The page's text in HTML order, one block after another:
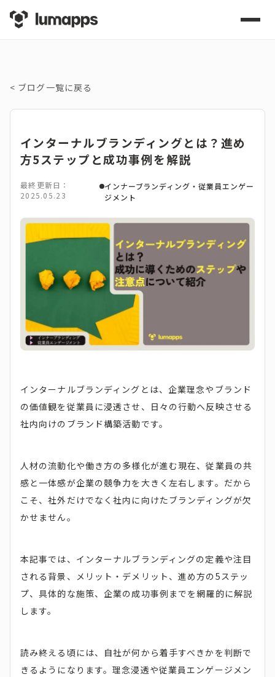
< ブログ一覧に戻る
インターナルブランディングとは？進め
方5ステップと成功事例を解説
最終更新日：
2025.05.23
インナーブランディング・従業員エンゲー
ジメント
インターナルブランディングとは、企業理念やブランド
の価値観を従業員に浸透させ、日々の行動へ反映させる
社内向けのブランド構築活動です。
人材の流動化や働き方の多様化が進む現在、従業員の共
感と一体感が企業の競争力を大きく左右します。だから
こそ、社外だけでなく社内に向けたブランディングが欠
かせません。
本記事では、インターナルブランディングの定義や注目
される背景、メリット・デメリット、進め方の5ステッ
プ、具体的な施策、企業の成功事例までを網羅的に解説
します。
読み終える頃には、自社が何から着手すべきかを判断で
きるようになります。理念浸透や従業員エンゲージメン